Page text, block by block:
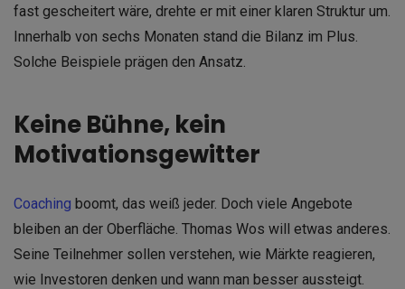
fast gescheitert wäre, drehte er mit einer klaren Struktur um.
Innerhalb von sechs Monaten stand die Bilanz im Plus.
Solche Beispiele prägen den Ansatz.
Keine Bühne, kein
Motivationsgewitter
Coaching boomt, das weiß jeder. Doch viele Angebote
bleiben an der Oberfläche. Thomas Wos will etwas anderes.
Seine Teilnehmer sollen verstehen, wie Märkte reagieren,
wie Investoren denken und wann man besser aussteigt.